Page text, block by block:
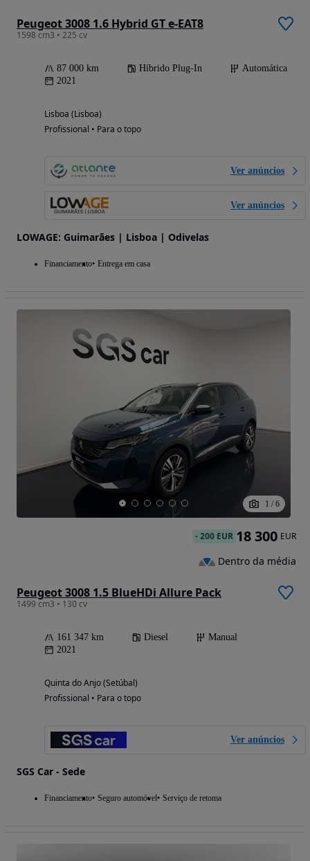
Peugeot 3008 1.6 Hybrid GT e-EAT8
1598 cm3 • 225 cv
87 000 km Híbrido Plug-In
Automática
2021
Lisboa (Lisboa)
Profissional • Para o topo
Ver anúncios
Ver anúncios
LOWAGE: Guimarães | Lisboa | Odivelas
Financiamento Entrega em casa
1 / 6
Peugeot 3008 1.5 BlueHDi Allure Pack
1499 cm3 • 130 cv
161 347 km Diesel
Manual
2021
Quinta do Anjo (Setúbal)
Profissional • Para o topo
Ver anúncios
SGS Car - Sede
Financiamento Seguro automóvel Serviço de retoma
-200 EUR 18 300 EUR
Dentro da média